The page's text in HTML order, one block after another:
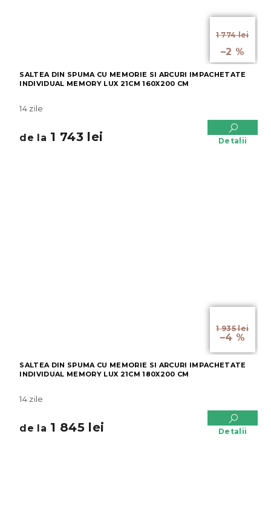
1 774 lei
–2 %
SALTEA DIN SPUMA CU MEMORIE SI ARCURI IMPACHETATE
INDIVIDUAL MEMORY LUX 21CM 160X200 CM
14 zile
de la 1 743 lei Detalii
1 935 lei
–4 %
SALTEA DIN SPUMA CU MEMORIE SI ARCURI IMPACHETATE
INDIVIDUAL MEMORY LUX 21CM 180X200 CM
14 zile
de la 1 845 lei Detalii